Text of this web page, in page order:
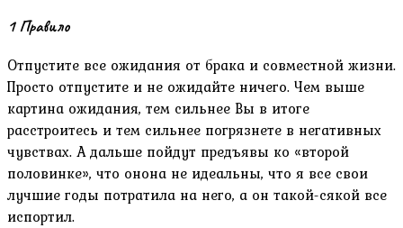
1 Правило
Отпустите все ожидания от брака и совместной жизни.
Просто отпустите и не ожидайте ничего. Чем выше
картина ожидания, тем сильнее Вы в итоге
расстроитесь и тем сильнее погрязнете в негативных
чувствах. А дальше пойдут предъявы ко «второй
половинке», что онона не идеальны, что я все свои
лучшие годы потратила на него, а он такой-сякой все
испортил.